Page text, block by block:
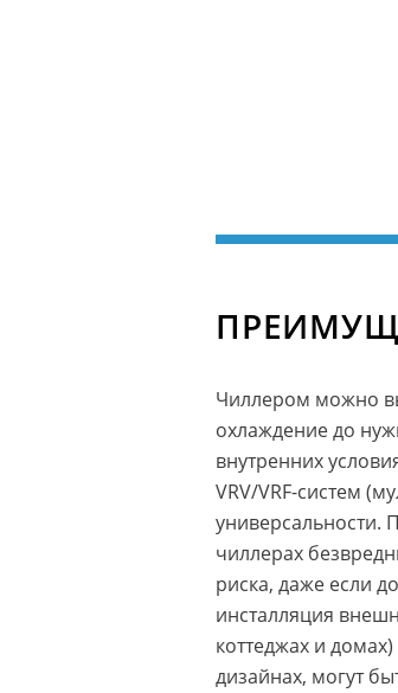
Чиллером можно
охлаждение до
внутренних
VRV/VRF-систем
универсальности.
чиллерах
риска, даже если
инсталляция
коттеджах и
дизайнах, могут